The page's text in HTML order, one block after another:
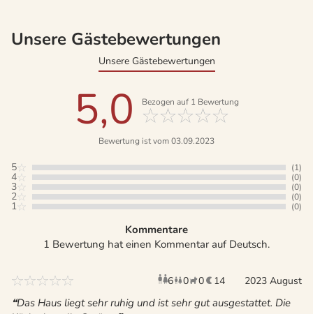
Unsere Gästebewertungen
Unsere Gästebewertungen
5,0 Bezogen auf 1 Bewertung
Bewertung ist vom 03.09.2023
5 (1)
4 (0)
3 (0)
2 (0)
1 (0)
Kommentare
1 Bewertung hat einen Kommentar auf Deutsch.
6 Erwachsene
0 Kinder
0 Haustiere
14 2023 August
Das Haus liegt sehr ruhig und ist sehr gut ausgestattet. Die